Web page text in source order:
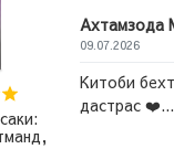
Александр Куприн:
Гранатовый браслет